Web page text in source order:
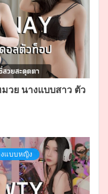
มวย นางแบบสาว ตัว
แบบหญิง